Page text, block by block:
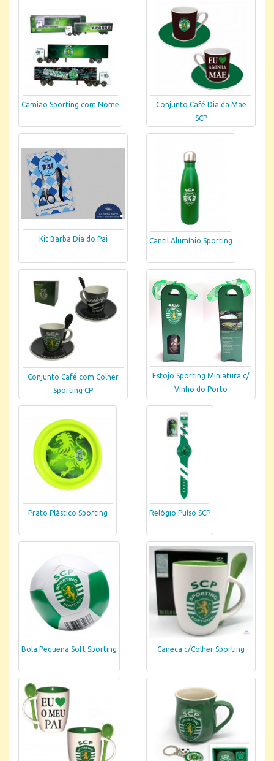
Camião Sporting com Nome
Conjunto Café Dia da Mãe
SCP
Kit Barba Dia do Pai Cantil Alumínio Sporting
Conjunto Café com Colher
Sporting CP
Estojo Sporting Miniatura c/
Vinho do Porto
Prato Plástico Sporting Relógio Pulso SCP
Bola Pequena Soft Sporting Caneca c/Colher Sporting